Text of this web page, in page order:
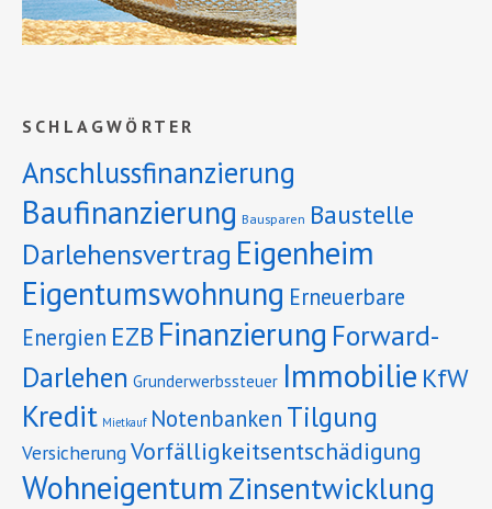
SCHLAGWÖRTER
Anschlussfinanzierung
Baufinanzierung Bausparen Baustelle
Darlehensvertrag Eigenheim
Eigentumswohnung Erneuerbare
Energien EZB Finanzierung Forward-
Darlehen Grunderwerbssteuer Immobilie KfW
Kredit Mietkauf Notenbanken Tilgung
VersicherungVorfälligkeitsentschädigung
Wohneigentum Zinsentwicklung